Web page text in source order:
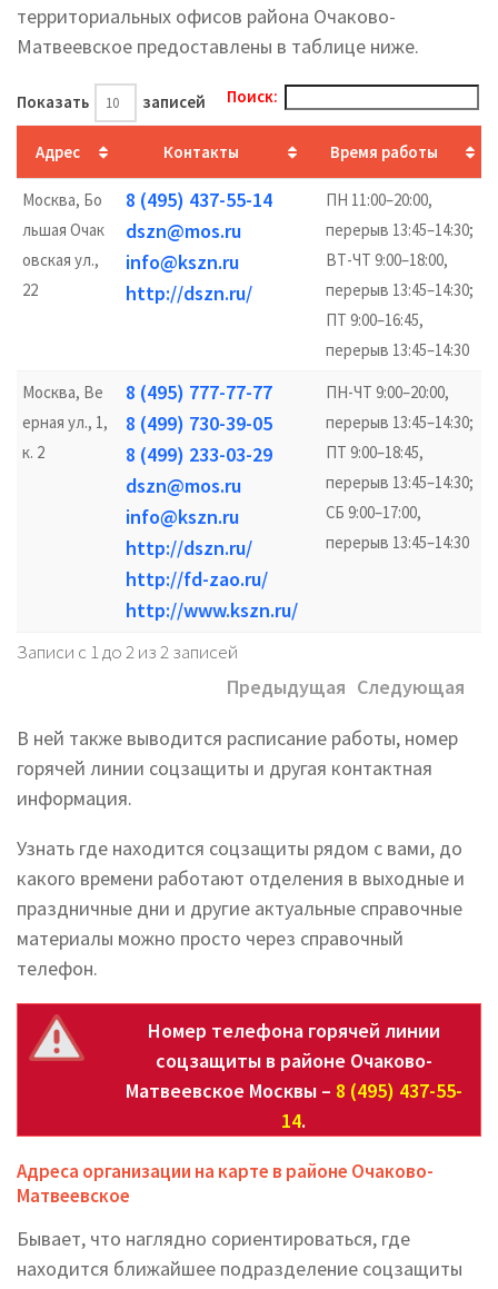
территориальных офисов района Очаково-
Матвеевское предоставлены в таблице ниже.
Показать записей Поиск:
Адрес Контакты Время работы
Москва, Бо
льшая Очак
овская ул.,
22
8 (495) 437-55-14
dszn@mos.ru
info@kszn.ru
http://dszn.ru/
ПН 11:00–20:00,
перерыв 13:45–14:30;
ВТ-ЧТ 9:00–18:00,
перерыв 13:45–14:30;
ПТ 9:00–16:45,
перерыв 13:45–14:30
Москва, Ве
ерная ул., 1,
к. 2
8 (495) 777-77-77
8 (499) 730-39-05
8 (499) 233-03-29
dszn@mos.ru
info@kszn.ru
http://dszn.ru/
http://fd-zao.ru/
http://www.kszn.ru/
ПН-ЧТ 9:00–20:00,
перерыв 13:45–14:30;
ПТ 9:00–18:45,
перерыв 13:45–14:30;
СБ 9:00–17:00,
перерыв 13:45–14:30
Записи с 1 до 2 из 2 записей
Предыдущая Следующая
В ней также выводится расписание работы, номер
горячей линии соцзащиты и другая контактная
информация.
Узнать где находится соцзащиты рядом с вами, до
какого времени работают отделения в выходные и
праздничные дни и другие актуальные справочные
материалы можно просто через справочный
телефон.
Номер телефона горячей линии
соцзащиты в районе Очаково-
Матвеевское Москвы – 8 (495) 437-55-
14.
Адреса организации на карте в районе Очаково-
Матвеевское
Бывает, что наглядно сориентироваться, где
находится ближайшее подразделение соцзащиты